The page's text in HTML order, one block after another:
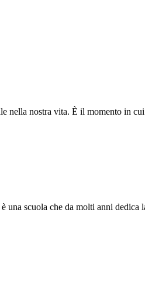
nella nostra vita. È il momento in
una scuola che da molti anni